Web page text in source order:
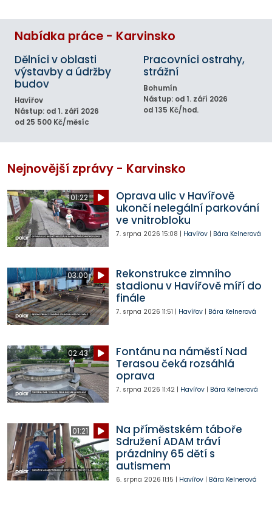
Nabídka práce - Karvinsko
Dělníci v oblasti
výstavby a údržby
budov
Havířov
Nástup: od 1. září 2026
od 25 500 Kč/měsíc
Pracovníci ostrahy,
strážní
Bohumín
Nástup: od 1. září 2026
od 135 Kč/hod.
Nejnovější zprávy - Karvinsko
01:22
Oprava ulic v Havířově
ukončí nelegální parkování
ve vnitrobloku
7. srpna 2026 15:08 | Havířov| Bára Kelnerová
03:00
Rekonstrukce zimního
stadionu v Havířově míří do
finále
7. srpna 2026 11:51 | Havířov| Bára Kelnerová
02:43
Fontánu na náměstí Nad
Terasou čeká rozsáhlá
oprava
7. srpna 2026 11:42| Havířov| Bára Kelnerová
01:21
Na příměstském táboře
Sdružení ADAM tráví
prázdniny 65 dětí s
autismem
6. srpna 2026 11:15 | Havířov| Bára Kelnerová